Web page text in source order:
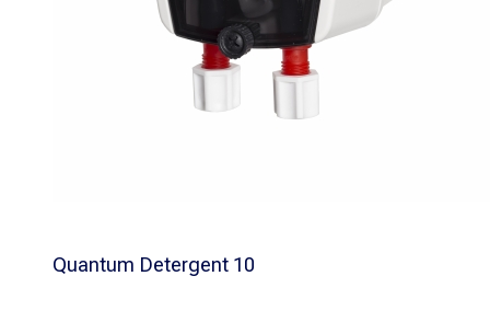
Quantum Detergent 10